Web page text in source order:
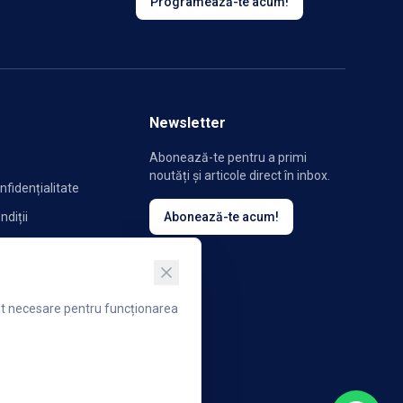
Newsletter
Abonează-te pentru a primi
noutăți și articole direct în inbox.
Abonează-te acum!
necesare pentru funcționarea